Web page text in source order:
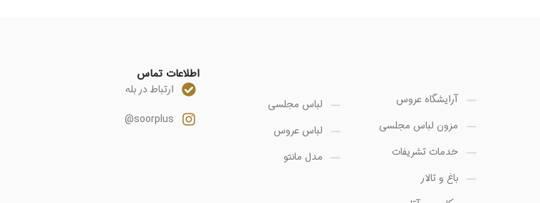
آرایشگاه عروس
مزون لباس مجلسی
خدمات تشریفات
باغ و تالار
لباس مجلسی
لباس عروس
مدل مانتو
اطلاعات تماس
ارتباط در بله
soorplus@